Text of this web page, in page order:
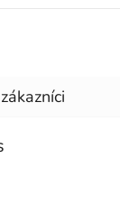
5 z 5 hviezdičiek.